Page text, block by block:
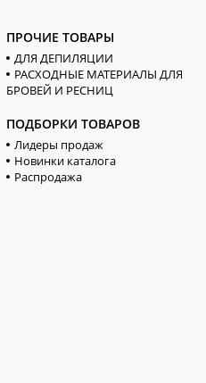
ПРОЧИЕ ТОВАРЫ
ДЛЯ ДЕПИЛЯЦИИ
РАСХОДНЫЕ МАТЕРИАЛЫ ДЛЯ
БРОВЕЙ И РЕСНИЦ
ПОДБОРКИ ТОВАРОВ
Лидеры продаж
Новинки каталога
Распродажа